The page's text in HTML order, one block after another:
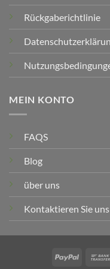
Rückgaberichtlinie
MEIN KONTO
FAQS
Blog
über uns
Kontaktieren Sie uns
PayPal